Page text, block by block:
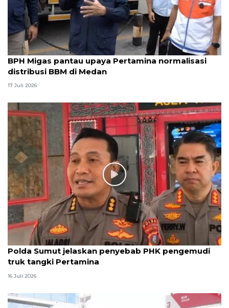
BPH Migas pantau upaya Pertamina normalisasi
distribusi BBM di Medan
17 Juli 2026
Polda Sumut jelaskan penyebab PHK pengemudi
truk tangki Pertamina
16 Juli 2026